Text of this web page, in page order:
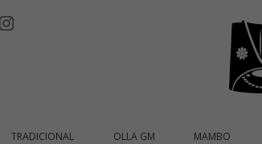
TRADICIONAL OLLA GM MAMBO